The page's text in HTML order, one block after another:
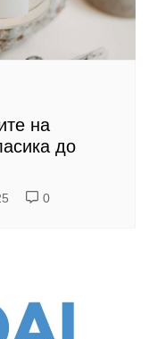
на
до
0